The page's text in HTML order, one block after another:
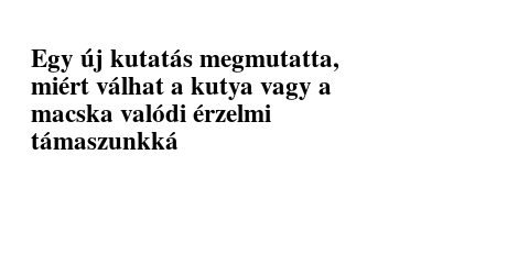
Egy új kutatás megmutatta,
miért válhat a kutya vagy a
macska valódi érzelmi
támaszunkká